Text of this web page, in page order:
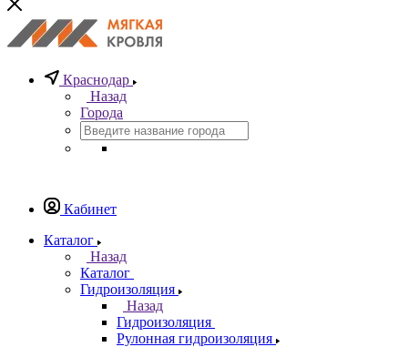
Краснодар
Назад
Города
Кабинет
Каталог
Назад
Каталог
Гидроизоляция
Назад
Гидроизоляция
Рулонная гидроизоляция